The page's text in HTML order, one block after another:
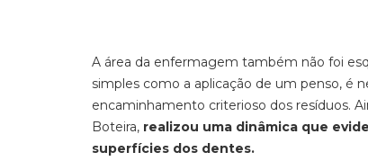
A área da enfermagem também não foi
simples como a aplicação de um penso, é
encaminhamento criterioso dos resíduos.
Boteira, realizou uma dinâmica que
superfícies dos dentes.